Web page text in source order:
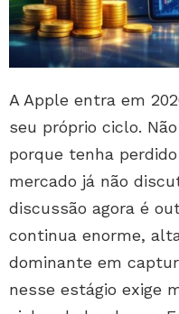
A Apple entra em
seu próprio ciclo.
porque tenha
mercado já não
discussão agora é
continua enorme,
dominante em
nesse estágio exige